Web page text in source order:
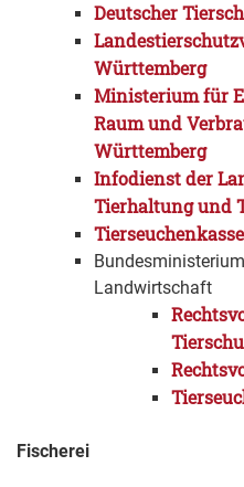
Deutscher
Württemberg
Ministerium für
Raum und
Württemberg
Infodienst der
Tierhaltung und
Landwirtschaft
Fischerei